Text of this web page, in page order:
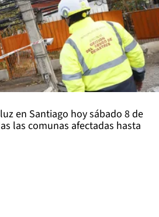
en Santiago hoy sábado 8 de
las comunas afectadas hasta